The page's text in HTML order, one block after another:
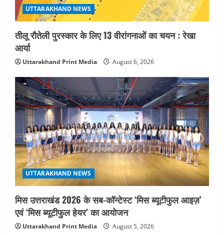
UTTARAKHAND NEWS
तीलू रौतेली पुरस्कार के लिए 13 वीरांगनाओं का चयन : रेखा
आर्या
Uttarakhand Print Media August 6, 2026
UTTARAKHAND NEWS
मिस उत्तराखंड 2026 के सब-कॉन्टेस्ट ‘मिस ब्यूटीफुल आइज़’
एवं ‘मिस ब्यूटीफुल हेयर’ का आयोजन
Uttarakhand Print Media August 5, 2026